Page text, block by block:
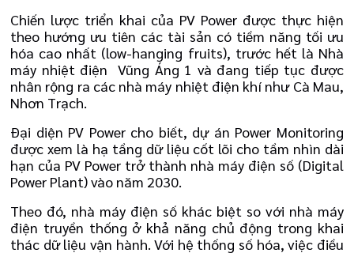
Chiến lược triển khai của PV Power được thực hiện
theo hướng ưu tiên các tài sản có tiềm năng tối ưu
hóa cao nhất (low-hanging fruits), trước hết là Nhà
máy nhiệt điện Vũng Áng 1 và đang tiếp tục được
nhân rộng ra các nhà máy nhiệt điện khí như Cà Mau,
Nhơn Trạch.
Đại diện PV Power cho biết, dự án Power Monitoring
được xem là hạ tầng dữ liệu cốt lõi cho tầm nhìn dài
hạn của PV Power trở thành nhà máy điện số (Digital
Power Plant) vào năm 2030.
Theo đó, nhà máy điện số khác biệt so với nhà máy
điện truyền thống ở khả năng chủ động trong khai
thác dữ liệu vận hành. Với hệ thống số hóa, việc điều